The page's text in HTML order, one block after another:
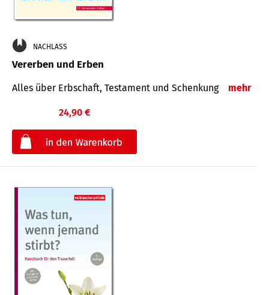
NACHLASS
Vererben und Erben
Alles über Erbschaft, Testament und Schenkung mehr
24,90 €